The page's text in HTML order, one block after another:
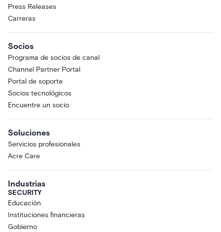
Press Releases
Carreras
Socios
Programa de socios de canal
Channel Partner Portal
Portal de soporte
Socios tecnológicos
Encuentre un socio
Soluciones
Servicios profesionales
Acre Care
Industrias
SECURITY
Educación
Instituciones financieras
Gobierno